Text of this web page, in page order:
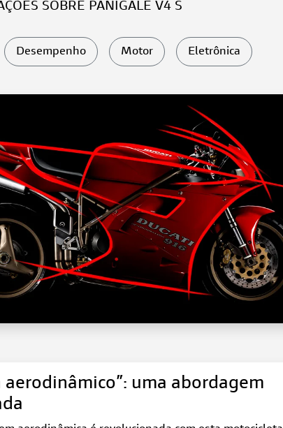
SOBRE PANIGALE V4 S
Desempenho Motor Eletrônica
aerodinâmico”: uma abordagem